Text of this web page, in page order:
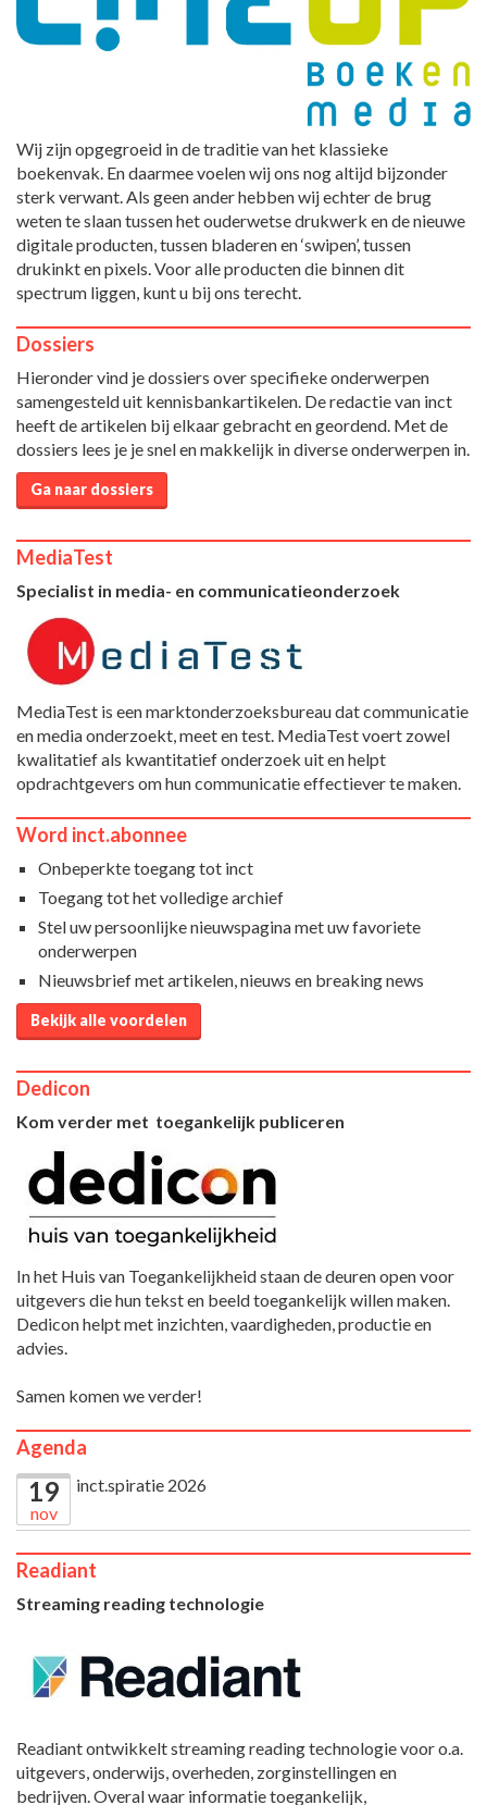
Wij zijn opgegroeid in de traditie van het klassieke
boekenvak. En daarmee voelen wij ons nog altijd bijzonder
sterk verwant. Als geen ander hebben wij echter de brug
weten te slaan tussen het ouderwetse drukwerk en de nieuwe
digitale producten, tussen bladeren en ‘swipen’, tussen
drukinkt en pixels. Voor alle producten die binnen dit
spectrum liggen, kunt u bij ons terecht.
Dossiers
Hieronder vind je dossiers over specifieke onderwerpen
samengesteld uit kennisbankartikelen. De redactie van inct
heeft de artikelen bij elkaar gebracht en geordend. Met de
dossiers lees je je snel en makkelijk in diverse onderwerpen in.
Ga naar dossiers
MediaTest
Specialist in media- en communicatieonderzoek
MediaTest is een marktonderzoeksbureau dat communicatie
en media onderzoekt, meet en test. MediaTest voert zowel
kwalitatief als kwantitatief onderzoek uit en helpt
opdrachtgevers om hun communicatie effectiever te maken.
Word inct.abonnee
Onbeperkte toegang tot inct
Toegang tot het volledige archief
Stel uw persoonlijke nieuwspagina met uw favoriete
onderwerpen
Nieuwsbrief met artikelen, nieuws en breaking news
Bekijk alle voordelen
Dedicon
Kom verder met toegankelijk publiceren
In het Huis van Toegankelijkheid staan de deuren open voor
uitgevers die hun tekst en beeld toegankelijk willen maken.
Dedicon helpt met inzichten, vaardigheden, productie en
advies.
Samen komen we verder!
Agenda
19
nov
inct.spiratie 2026
Readiant
Streaming reading technologie
Readiant ontwikkelt streaming reading technologie voor o.a.
uitgevers, onderwijs, overheden, zorginstellingen en
bedrijven. Overal waar informatie toegankelijk,